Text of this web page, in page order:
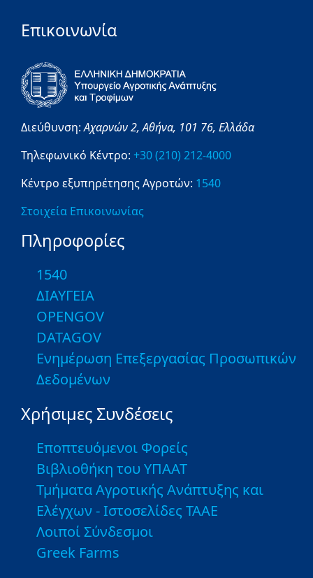
Επικοινωνία
Διεύθυνση:Αχαρνών 2,Αθήνα, 101 76, Ελλάδα
Τηλεφωνικό Κέντρο: +30 (210) 212-4000
Κέντρο εξυπηρέτησης Αγροτών: 1540
Στοιχεία Επικοινωνίας
Πληροφορίες
1540
ΔΙΑΥΓΕΙΑ
OPENGOV
DATAGOV
Ενημέρωση Επεξεργασίας Προσωπικών
Δεδομένων
Χρήσιμες Συνδέσεις
Εποπτευόμενοι Φορείς
Βιβλιοθήκη του ΥΠΑΑΤ
Τμήματα Αγροτικής Ανάπτυξης και
Ελέγχων - Ιστοσελίδες ΤΑΑΕ
Λοιποί Σύνδεσμοι
Greek Farms